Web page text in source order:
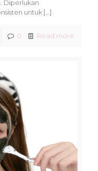
Diperlukan
untuk […]
0 Read more